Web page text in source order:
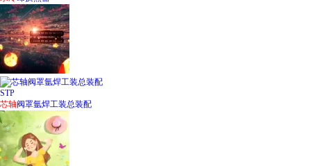
STP
芯轴阀罩氩焊工装总装配